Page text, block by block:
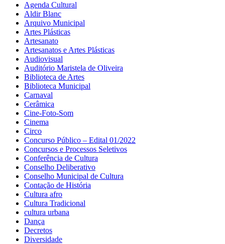
Agenda Cultural
Aldir Blanc
Arquivo Municipal
Artes Plásticas
Artesanato
Artesanatos e Artes Plásticas
Audiovisual
Auditório Maristela de Oliveira
Biblioteca de Artes
Biblioteca Municipal
Carnaval
Cerâmica
Cine-Foto-Som
Cinema
Circo
Concurso Público – Edital 01/2022
Concursos e Processos Seletivos
Conferência de Cultura
Conselho Deliberativo
Conselho Municipal de Cultura
Contação de História
Cultura afro
Cultura Tradicional
cultura urbana
Dança
Decretos
Diversidade